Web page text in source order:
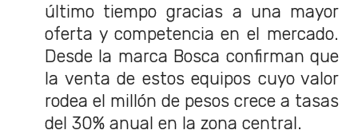
último tiempo gracias a una mayor
oferta y competencia en el mercado.
Desde la marca Bosca confirman que
la venta de estos equipos cuyo valor
rodea el millón de pesos crece a tasas
del 30% anual en la zona central.